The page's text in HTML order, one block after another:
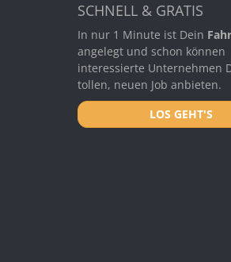
SCHNELL & GRATIS
In nur 1 Minute ist Dein
angelegt und schon können
interessierte Unternehmen
tollen, neuen Job anbieten.
LOS GEHT'S